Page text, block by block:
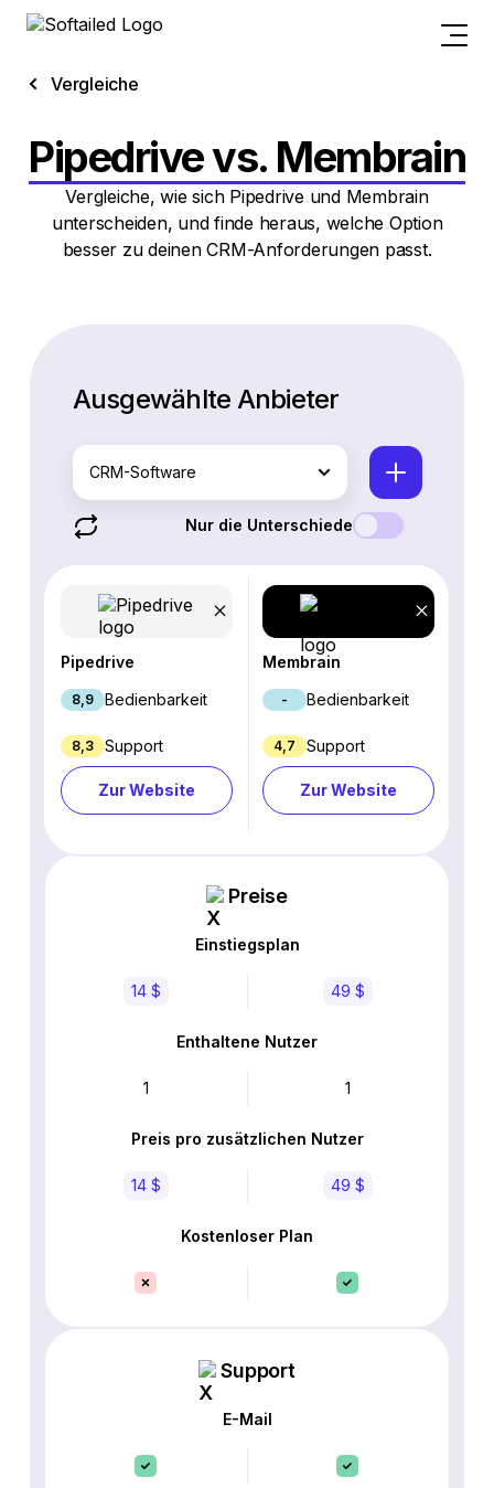
Vergleiche
Pipedrive vs. Membrain
Vergleiche, wie sich Pipedrive und Membrain
unterscheiden, und finde heraus, welche Option
besser zu deinen CRM-Anforderungen passt.
Ausgewählte Anbieter
CRM-Software
Nur die Unterschiede
Pipedrive
8,9 Bedienbarkeit
8,3 Support
Zur Website
Membrain
- Bedienbarkeit
4,7 Support
Zur Website
Preise
Einstiegsplan
14 $ 49 $
Enthaltene Nutzer
1 1
Preis pro zusätzlichen Nutzer
14 $ 49 $
Kostenloser Plan
Support
E-Mail